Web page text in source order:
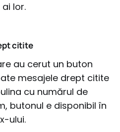
lor.
citite
au cerut un buton
mesajele drept citite
cu numărul de
butonul e disponibil în
ului.